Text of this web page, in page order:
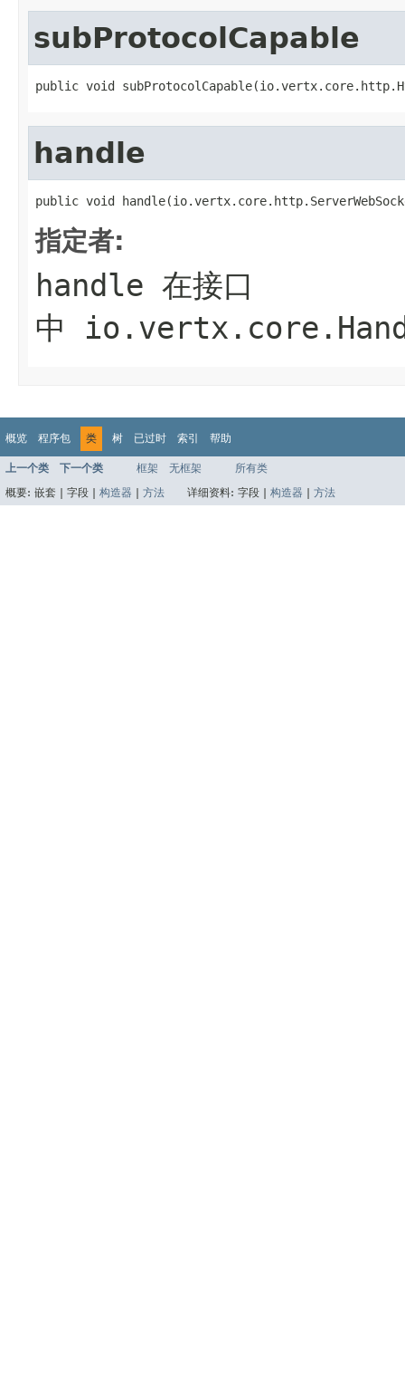
subProtocolCapable
public void
handle
public void
指定者:
handle 在接口
中
概览 程序包 类 树 已过时 索引 帮助
上一个类 下一个类 框架 无框架
所有类
概要: 嵌套 | 字段 | 构造器 方法 详细资料: 字段 | 构造器 方法